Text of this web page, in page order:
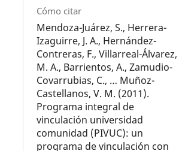
Cómo citar
Mendoza-Juárez, S., Herrera-
Izaguirre, J. A., Hernández-
Contreras, F., Villarreal-Álvarez,
M. A., Barrientos, A., Zamudio-
Covarrubias, C., … Muñoz-
Castellanos, V. M. (2011).
Programa integral de
vinculación universidad
comunidad (PIVUC): un
programa de vinculación con